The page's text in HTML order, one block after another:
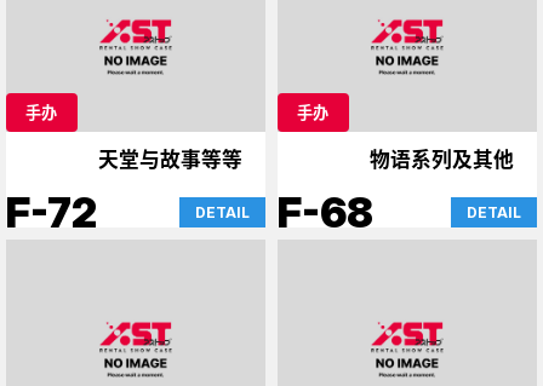
手办
天堂与故事等等
F-72 DETAIL
手办
物语系列及其他
F-68 DETAIL